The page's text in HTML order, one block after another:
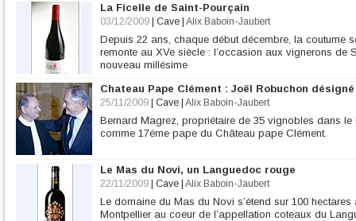
La Ficelle de Saint-Pourçain
03/12/2009 Cave Alix Baboin-Jaubert
Depuis 22 ans, chaque début décembre, la coutume
remonte au XVe siècle : l’occasion aux vignerons de
nouveau millésime
Chateau Pape Clément : Joël Robuchon désigné
25/11/2009 Cave Alix Baboin-Jaubert
Bernard Magrez, propriétaire de 35 vignobles dans
comme 17éme pape du Château pape Clément.
Le Mas du Novi, un Languedoc rouge
22/11/2009 Cave Alix Baboin-Jaubert
Le domaine du Mas du Novi s’étend sur 100
Montpellier au coeur de l’appellation coteaux du